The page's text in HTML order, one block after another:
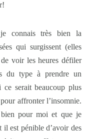
connais très bien la
qui surgissent (elles
voir les heures défiler
du type à prendre un
serait beaucoup plus
affronter l’insomnie.
pour moi et que je
est pénible d’avoir des